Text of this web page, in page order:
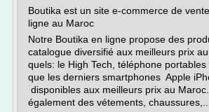
Boutika est un site e-commerce de
ligne au Maroc
Notre Boutika en ligne propose des
catalogue diversifié aux meilleurs prix
quels: le High Tech, téléphone
que les derniers smartphones Apple
disponibles aux meilleurs prix au
également des vétements, chaussures,...